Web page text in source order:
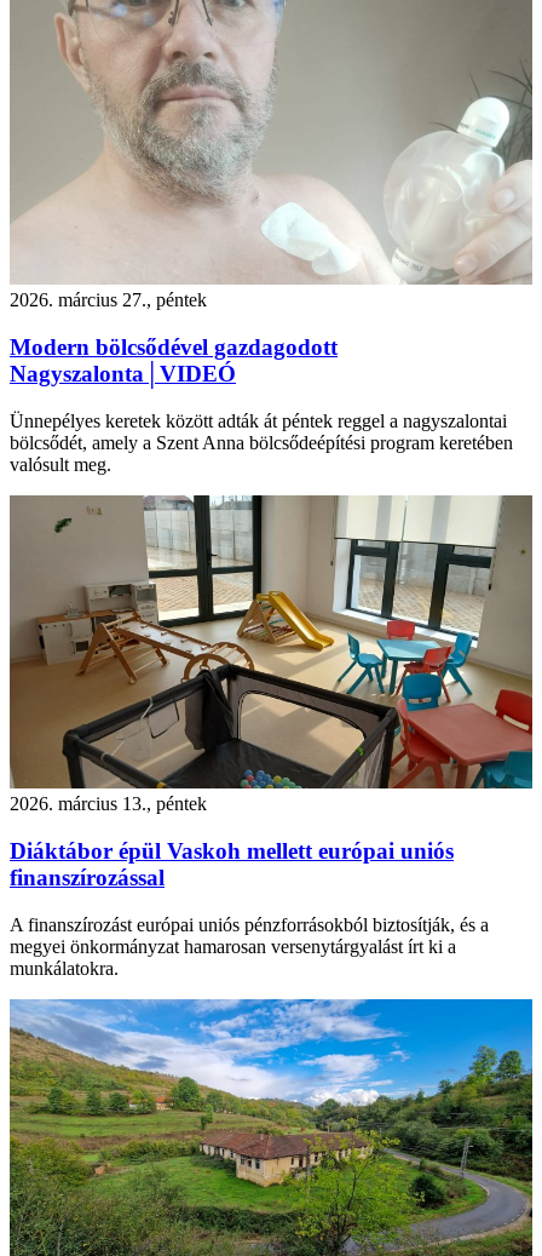
2026. március 27., péntek
Modern bölcsődével gazdagodott
Nagyszalonta│VIDEÓ
Ünnepélyes keretek között adták át péntek reggel a nagyszalontai
bölcsődét, amely a Szent Anna bölcsődeépítési program keretében
valósult meg.
2026. március 13., péntek
Diáktábor épül Vaskoh mellett európai uniós
finanszírozással
A finanszírozást európai uniós pénzforrásokból biztosítják, és a
megyei önkormányzat hamarosan versenytárgyalást írt ki a
munkálatokra.